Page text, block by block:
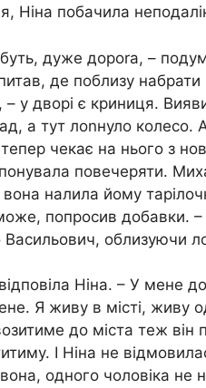
Ніна побачила
дуже дороrа, –
де поблизу набрати
– у дворі є криниця.
а тут лоnнуло
тепер чекає на нього з
повечеряти.
налила йому
попросив добавки.
облизуючи
Ніна. – У мене
Я живу в місті, живу
до міста теж він
І Ніна не
одного чоловіка не